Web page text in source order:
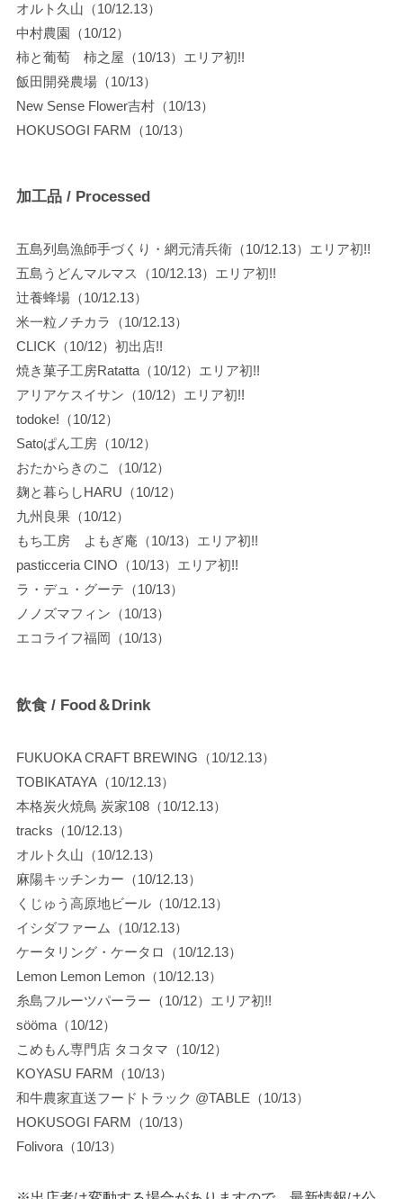
オルト久山（10/12.13）
中村農園（10/12）
柿と葡萄 柿之屋（10/13）エリア初!!
飯田開発農場（10/13）
New Sense Flower吉村（10/13）
HOKUSOGI FARM（10/13）
加工品 / Processed
五島列島漁師手づくり・網元清兵衛（10/12.13）エリア初!!
五島うどんマルマス（10/12.13）エリア初!!
辻養蜂場（10/12.13）
米一粒ノチカラ（10/12.13）
CLICK（10/12）初出店!!
焼き菓子工房Ratatta（10/12）エリア初!!
アリアケスイサン（10/12）エリア初!!
todoke!（10/12）
Satoぱん工房（10/12）
おたからきのこ（10/12）
麹と暮らしHARU（10/12）
九州良果（10/12）
もち工房 よもぎ庵（10/13）エリア初!!
pasticceria CINO（10/13）エリア初!!
ラ・デュ・グーテ（10/13）
ノノズマフィン（10/13）
エコライフ福岡（10/13）
飲食 / Food＆Drink
FUKUOKA CRAFT BREWING（10/12.13）
TOBIKATAYA（10/12.13）
本格炭火焼鳥 炭家108（10/12.13）
tracks（10/12.13）
オルト久山（10/12.13）
麻陽キッチンカー（10/12.13）
くじゅう高原地ビール（10/12.13）
イシダファーム（10/12.13）
ケータリング・ケータロ（10/12.13）
Lemon Lemon Lemon（10/12.13）
糸島フルーツパーラー（10/12）エリア初!!
sööma（10/12）
こめもん専門店 タコタマ（10/12）
KOYASU FARM（10/13）
和牛農家直送フードトラック @TABLE（10/13）
HOKUSOGI FARM（10/13）
Folivora（10/13）